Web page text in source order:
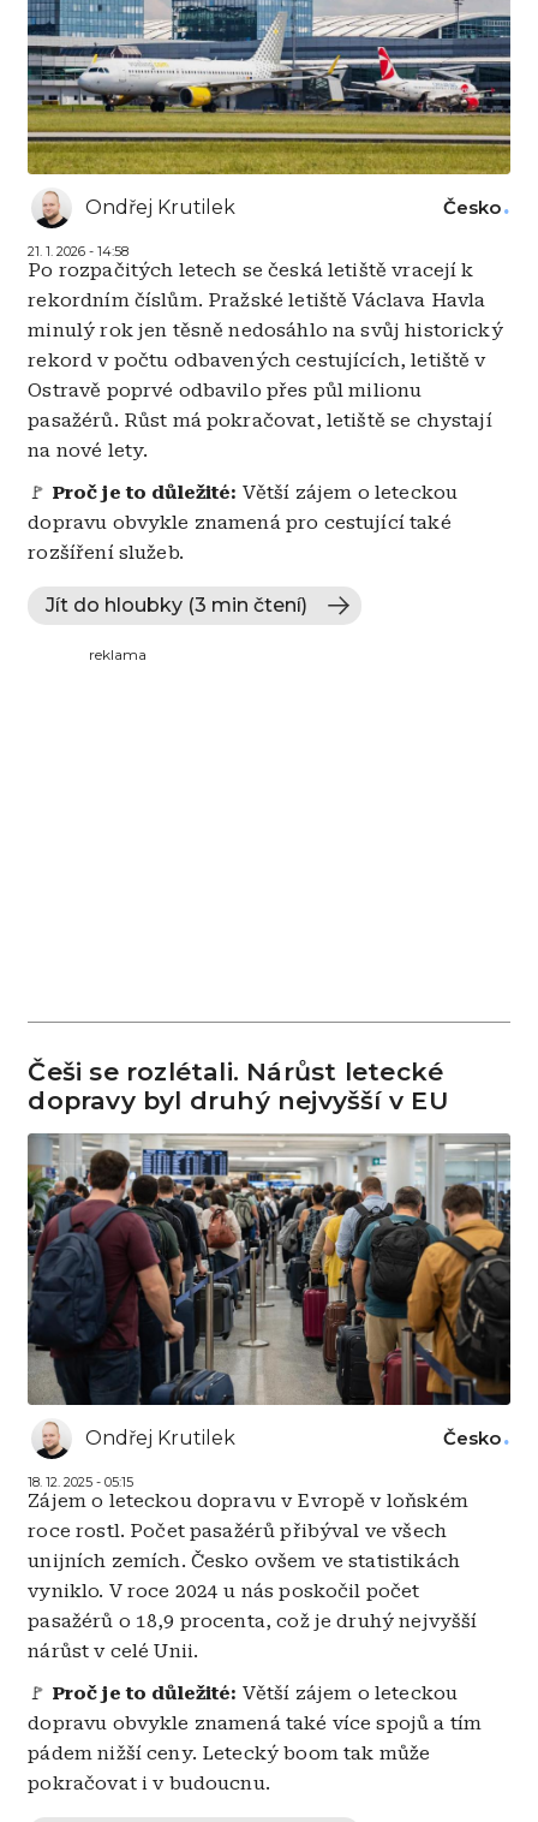
Ondřej Krutilek
21. 1. 2026 - 14:58
Česko
Po rozpačitých letech se česká letiště vracejí k
rekordním číslům. Pražské letiště Václava Havla
minulý rok jen těsně nedosáhlo na svůj historický
rekord v počtu odbavených cestujících, letiště v
Ostravě poprvé odbavilo přes půl milionu
pasažérů. Růst má pokračovat, letiště se chystají
na nové lety.
🚩 Proč je to důležité: Větší zájem o leteckou
dopravu obvykle znamená pro cestující také
rozšíření služeb.
Jít do hloubky (3 min čtení)
reklama
Češi se rozlétali. Nárůst letecké
dopravy byl druhý nejvyšší v EU
Ondřej Krutilek
18. 12. 2025 - 05:15
Česko
Zájem o leteckou dopravu v Evropě v loňském
roce rostl. Počet pasažérů přibýval ve všech
unijních zemích. Česko ovšem ve statistikách
vyniklo. V roce 2024 u nás poskočil počet
pasažérů o 18,9 procenta, což je druhý nejvyšší
nárůst v celé Unii.
🚩 Proč je to důležité: Větší zájem o leteckou
dopravu obvykle znamená také více spojů a tím
pádem nižší ceny. Letecký boom tak může
pokračovat i v budoucnu.